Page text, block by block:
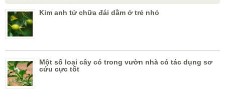
Kim anh tử chữa đái dầm ở trẻ nhỏ
Một số loại cây có trong vườn nhà có tác dụng sơ
cứu cực tốt